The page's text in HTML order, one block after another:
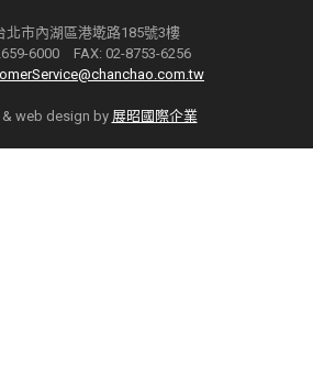
北市內湖區港墘路185號3樓
6000 FAX: 02-8753-6256
web design by 展昭國際企業